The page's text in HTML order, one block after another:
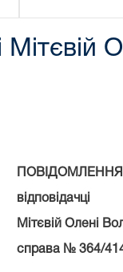
ПОВІДОМЛЕННЯ
відповідачці
Мітєвій Олені
справа № 364/